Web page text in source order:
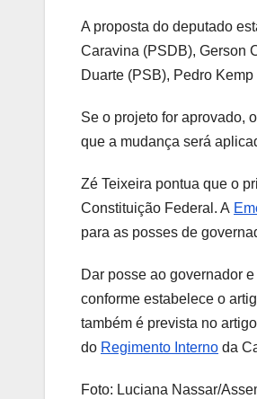
A proposta do deputado
Caravina (PSDB), Gerson
Duarte (PSB), Pedro
Se o projeto for aprovado,
que a mudança será
Zé Teixeira pontua que o
Constituição Federal. A
para as posses de
Dar posse ao governador
conforme estabelece o
também é prevista no
do Regimento Interno da
Foto: Luciana Nassar/